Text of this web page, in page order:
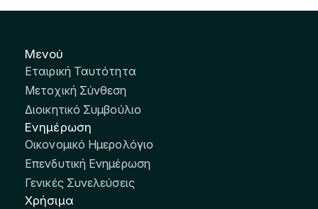
Μενού
Εταιρική Ταυτότητα
Μετοχική Σύνθεση
Διοικητικό Συμβούλιο
Ενημέρωση
Οικονομικό Ημερολόγιο
Επενδυτική Ενημέρωση
Γενικές Συνελεύσεις
Χρήσιμα